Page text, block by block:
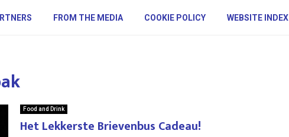
FROM THE MEDIA COOKIE POLICY WEBSITE INDEX
Food and Drink
Het Lekkerste Brievenbus Cadeau!